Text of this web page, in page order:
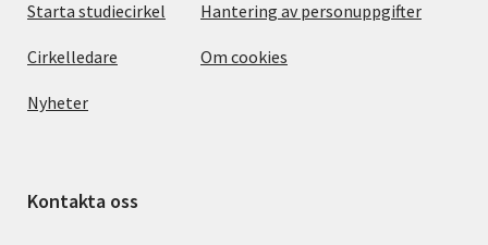
Starta studiecirkel
Cirkelledare
Nyheter
Hantering av personuppgifter
Om cookies
Kontakta oss